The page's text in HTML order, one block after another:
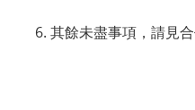
其餘未盡事項，請見合